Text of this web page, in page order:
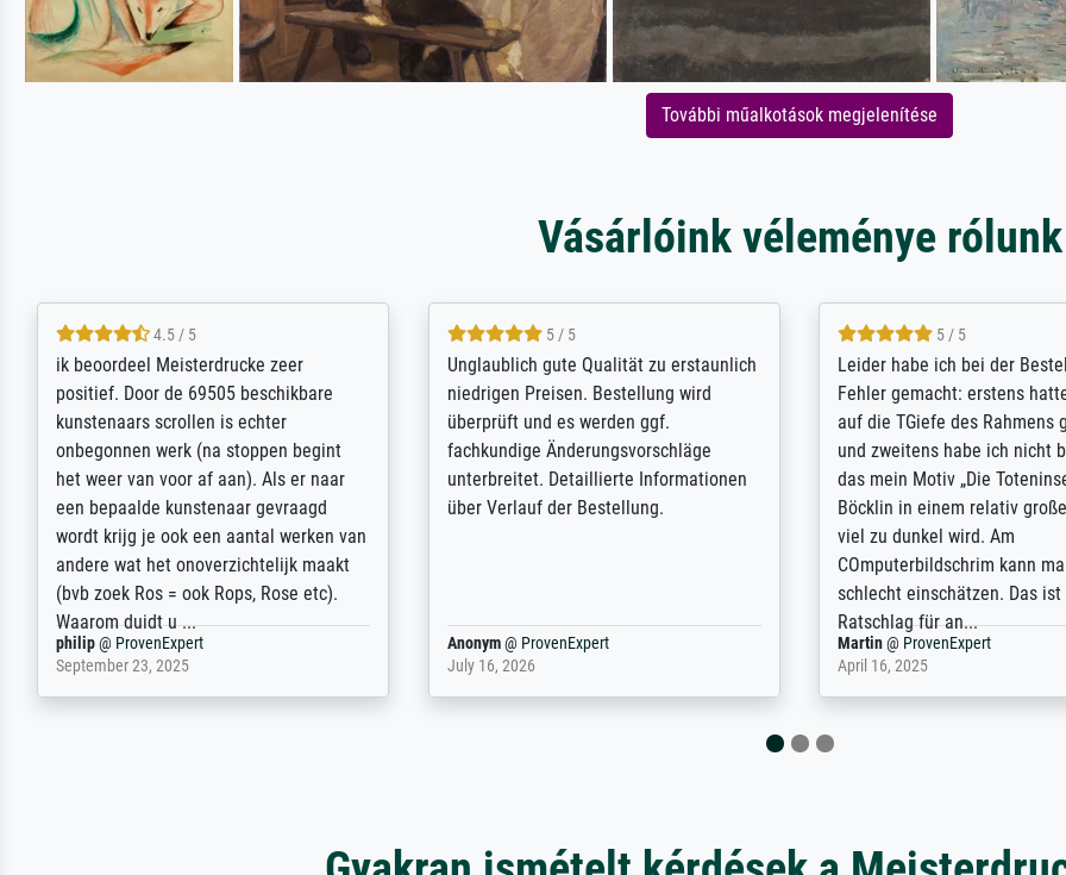
További műalkotások megjelenítése
Vásárlóink véleménye rólunk
5 / 5
Die Zufriedenheit ist auch nicht dadurch
getrübt, dass das Bild entgegen einer
angegebenen Lieferanschrift (sollte
eine Überraschung für die normannische
Ehefrau sein zum Hochzeits- gleichzeitig
auch Geburtstag sein) doch nach zu
Hause zugestellt wurde.
Jürgen@ProvenExpert
April 22, 2026
5 / 5
Excellent / Highly recommended. The
selection, ordering and payment process
were easy, shipping was efficient and
the item itself exceeds expectations. I
am based in the UK and found the site
searching for a specific print - I am very
SJL@ProvenExpert
December 2, 2025
5 / 5
The team at Meisterdrucke
meet its clients demands,
expert advice on how to
results for the prints
client. The company has a
repertoire of prints to
will provide excellent service
regards to prints which are
repertoire. Highly
Anonym@ProvenExpert
April 22, 2026